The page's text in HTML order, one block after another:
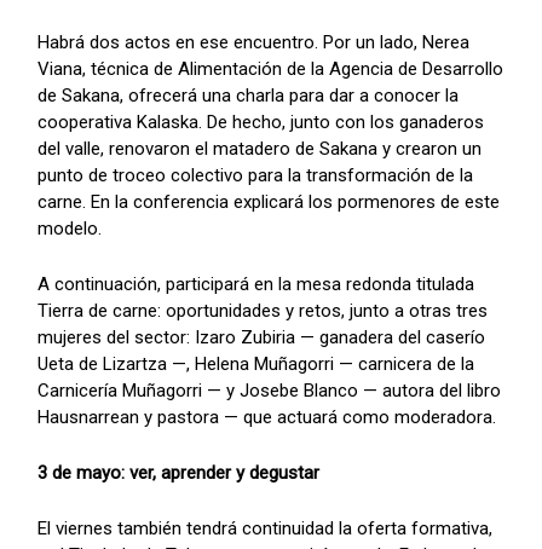
Habrá dos actos en ese encuentro. Por un lado, Nerea
Viana, técnica de Alimentación de la Agencia de Desarrollo
de Sakana, ofrecerá una charla para dar a conocer la
cooperativa Kalaska. De hecho, junto con los ganaderos
del valle, renovaron el matadero de Sakana y crearon un
punto de troceo colectivo para la transformación de la
carne. En la conferencia explicará los pormenores de este
modelo.
A continuación, participará en la mesa redonda titulada
Tierra de carne: oportunidades y retos, junto a otras tres
mujeres del sector: Izaro Zubiria — ganadera del caserío
Ueta de Lizartza —, Helena Muñagorri — carnicera de la
Carnicería Muñagorri — y Josebe Blanco — autora del libro
Hausnarrean y pastora — que actuará como moderadora.
3 de mayo: ver, aprender y degustar
El viernes también tendrá continuidad la oferta formativa,